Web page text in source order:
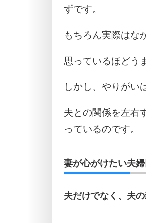
ずです。
もちろん実際はな
思っているほどう
しかし、やりがい
夫との関係を左右
っているのです。
妻が心がけたい夫婦
夫だけでなく、夫の